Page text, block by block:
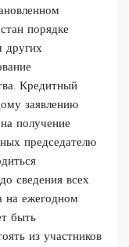
порядке
других
Кредитный
заявлению
получение
председателю
сведения всех
на ежегодном
быть
из участников